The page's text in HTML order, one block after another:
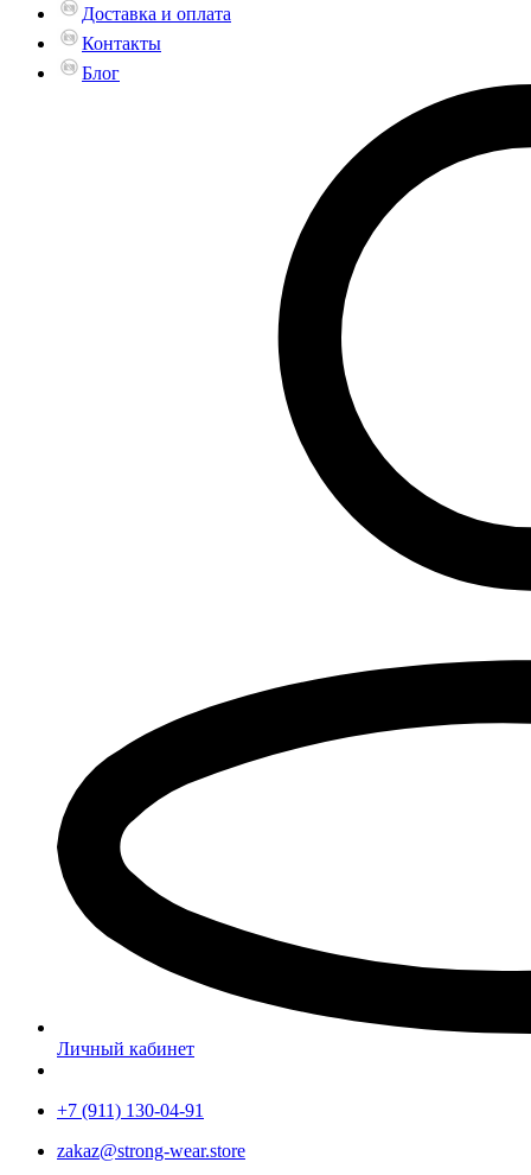
Доставка и оплата
Контакты
Блог
Личный кабинет
+7 (911) 130-04-91
zakaz@strong-wear.store